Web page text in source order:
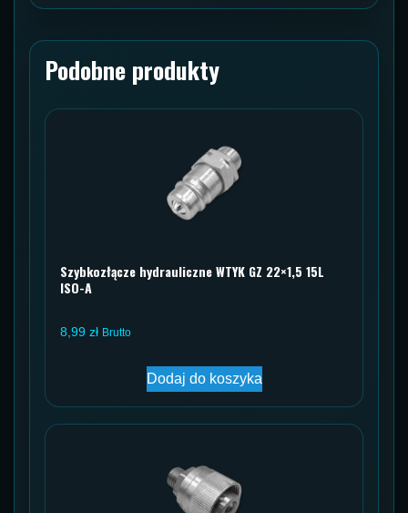
Podobne produkty
Szybkozłącze hydrauliczne WTYK GZ 22×1,5 15L
ISO-A
8,99 zł Brutto
Dodaj do koszyka